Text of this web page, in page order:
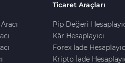
Ticaret Araçları
Pip Değeri
Kâr Hesaplayıcı
Forex İade
Kripto İade